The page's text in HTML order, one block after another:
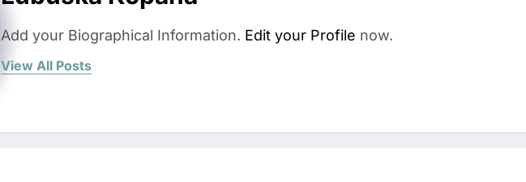
Add your Biographical Information. Edit your Profile now.
View All Posts